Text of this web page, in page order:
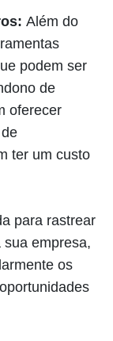
Além do
podem ser
de
oferecer
ter um custo
para rastrear
empresa,
os